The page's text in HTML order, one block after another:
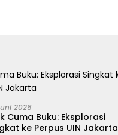
2026
Cuma Buku: Eksplorasi
ke Perpus UIN Jakarta